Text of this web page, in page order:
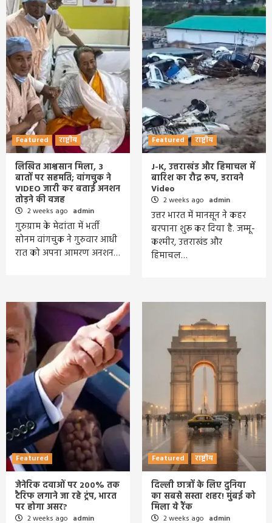
Featured राष्ट्रीय
लिखित आश्वसान मिला, 3
बातों पर सहमति; वांगचुक ने
VIDEO जारी कर बताई अनशन
तोड़ने की वजह
2 weeks ago admin
गुरुग्राम के मेदांता में भर्ती
सोनम वांगचुक ने गुरुवार आधी
रात को अपना आमरण अनशन…
Featured राष्ट्रीय
J-K, उत्तराखंड और हिमाचल में
बारिश का रौद्र रूप, डरावने
Video
2 weeks ago admin
उत्तर भारत में मानसून ने कहर
बरपाना शुरू कर दिया है. जम्मू-
कश्मीर, उत्तराखंड और
हिमाचल…
Featured
जेनेरिक दवाओं पर 200% तक
टैरिफ लगाने जा रहे ट्रंप, भारत
पर होगा असर?
2 weeks ago admin
Featured राष्ट्रीय
दिल्ली छात्रों के लिए दुनिया
का सबसे सस्ता शहर! मुंबई को
मिला ये रैंक
2 weeks ago admin